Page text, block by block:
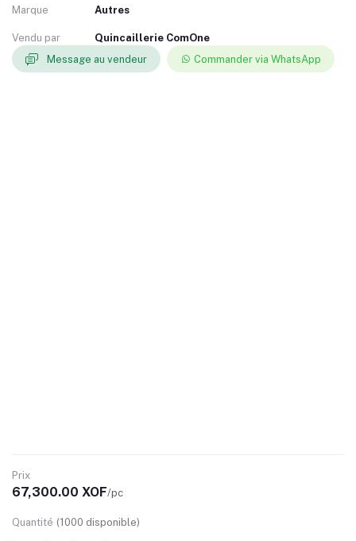
Marque Autres
Vendu par
Quincaillerie ComOne
Message au vendeur
Commander via WhatsApp
Prix
67,300.00 XOF/pc
Quantité (1000 disponible)